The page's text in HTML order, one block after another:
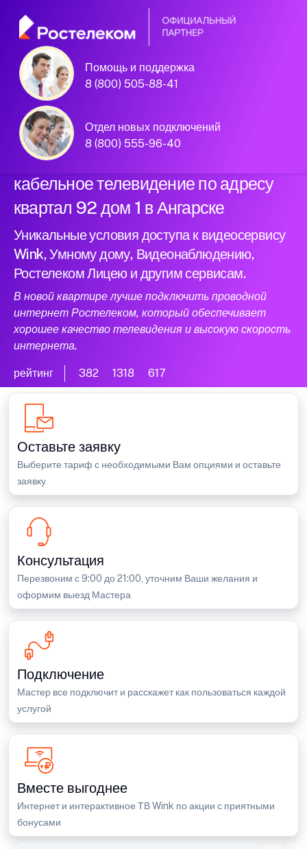
Помощь и поддержка
8 (800) 505-88-41
Отдел новых подключений
8 (800) 555-96-40
Официальный
партнер Ростелеком
Подключили новый интернет и
кабельное телевидение по адресу
квартал 92 дом 1 в Ангарске
Уникальные условия доступа к видеосервису
Wink, Умному дому, Видеонаблюдению,
Ростелеком Лицею и другим сервисам.
В новой квартире лучше подключить проводной
интернет Ростелеком, который обеспечивает
хорошее качество телевидения и высокую скорость
интернета.
рейтинг 382 1318 617
Оставьте заявку
Выберите тариф с необходимыми Вам опциями и оставьте
заявку
Консультация
Перезвоним с 9:00 до 21:00, уточним Ваши желания и
оформим выезд Мастера
Подключение
Мастер все подключит и расскажет как пользоваться каждой
услугой
Вместе выгоднее
Интернет и интерактивное ТВ Wink по акции с приятными
бонусами